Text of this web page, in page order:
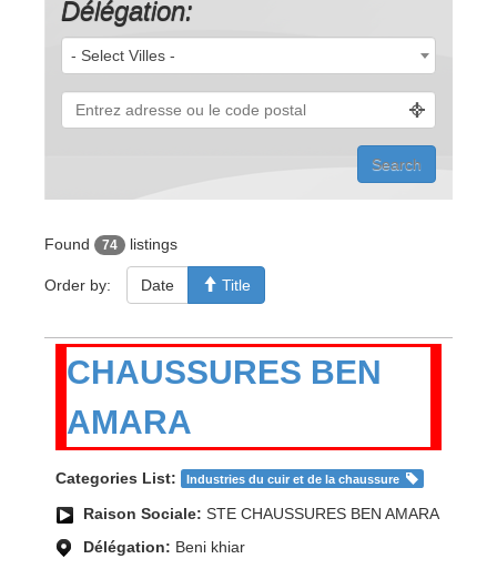
Délégation:
- Select Villes -
Found 74 listings
Order by: Date Title
CHAUSSURES BEN
AMARA
Categories List: Industries du cuir et de la chaussure
Raison Sociale: STE CHAUSSURES BEN AMARA
Délégation: Beni khiar